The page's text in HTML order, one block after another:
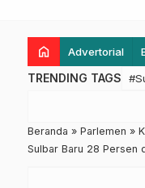
home Advertorial
TRENDING TAGS
Beranda » Parlemen »
Sulbar Baru 28 Persen